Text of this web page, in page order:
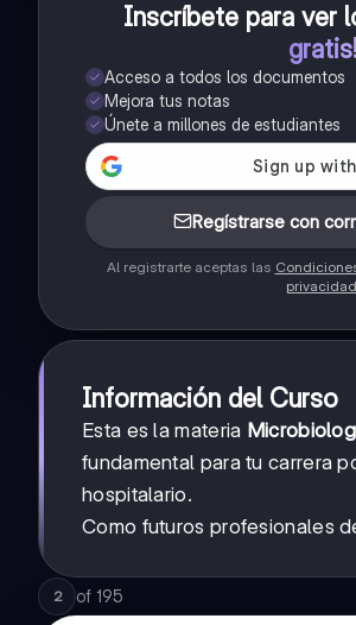
Inscríbete para ver
Acceso a todos los documentos
Mejora tus notas
Únete a millones de estudiantes
Regístrarse con
Al registrarte aceptas las
privacidad
Información del Curso
Esta es la materia
fundamental para tu carrera
hospitalario.
Como futuros profesionales
2 of 195